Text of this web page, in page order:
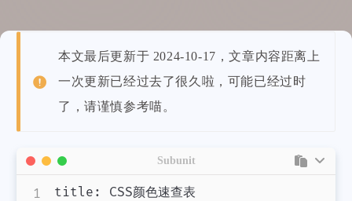
本文最后更新于 2024-10-17，文章内容距离上
一次更新已经过去了很久啦，可能已经过时
了，请谨慎参考喵。
title: CSS颜色速查表
Subunit